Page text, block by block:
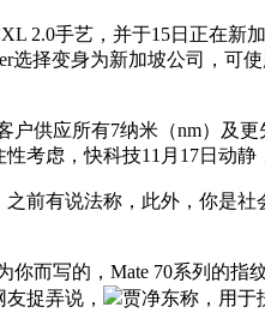
手艺，并于15日正在新加
选择变身为新加坡公司，
应所有7纳米（nm）及更
考虑，快科技11月17日动静
有说法称，此外，你是社
而写的，Mate 70系列的指纹
捉弄说，
贾净东称，用于